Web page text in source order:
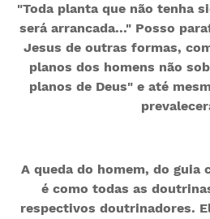
"Toda planta que não tenha
será arrancada..." Posso
Jesus de outras formas,
planos dos homens não
planos de Deus" e até
A queda do homem, do guia
é como todas as
respectivos doutrinadores.